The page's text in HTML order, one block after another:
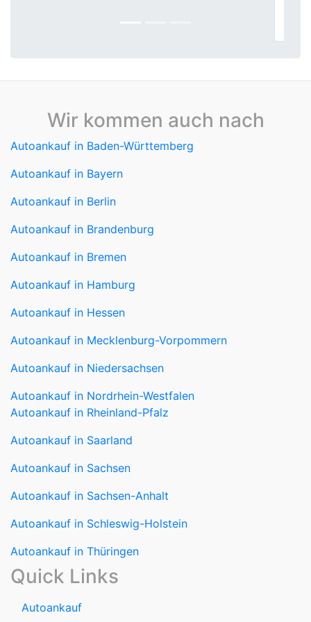
Wir kommen auch nach
Autoankauf in Baden-Württemberg
Autoankauf in Bayern
Autoankauf in Berlin
Autoankauf in Brandenburg
Autoankauf in Bremen
Autoankauf in Hamburg
Autoankauf in Hessen
Autoankauf in Mecklenburg-Vorpommern
Autoankauf in Niedersachsen
Autoankauf in Nordrhein-Westfalen
Autoankauf in Rheinland-Pfalz
Autoankauf in Saarland
Autoankauf in Sachsen
Autoankauf in Sachsen-Anhalt
Autoankauf in Schleswig-Holstein
Autoankauf in Thüringen
Quick Links
Autoankauf